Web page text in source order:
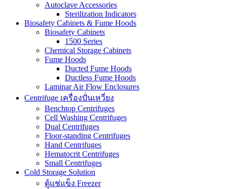
Autoclave Accessories
Sterilization Indicators
Biosafety Cabinets & Fume Hoods
Biosafety Cabinets
1500 Series
Chemical Storage Cabinets
Fume Hoods
Ducted Fume Hoods
Ductless Fume Hoods
Laminar Air Flow Enclosures
Centrifuge เครื่องปั่นเหวี่ยง
Benchtop Centrifuges
Cell Washing Centrifuges
Dual Centrifuges
Floor-standing Centrifuges
Hand Centrifuges
Hematocrit Centrifuges
Small Centrifuges
Cold Storage Solution
ตู้แช่แข็ง Freezer